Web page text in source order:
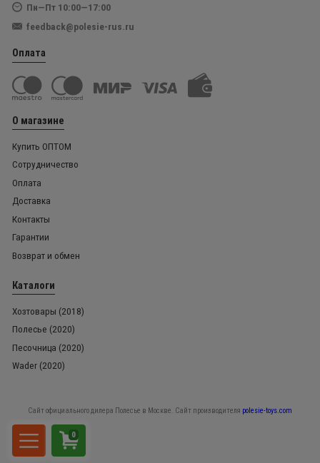
Пн—Пт 10:00—17:00
feedback@polesie-rus.ru
Оплата
О магазине
Купить ОПТОМ
Сотрудничество
Оплата
Доставка
Контакты
Гарантии
Возврат и обмен
Каталоги
Хозтовары (2018)
Полесье (2020)
Песочница (2020)
Wader (2020)
Сайт официального дилера Полесье в Москве. Сайт производителя polesie-toys.com
0